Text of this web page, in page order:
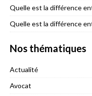
Quelle est la différence
Quelle est la différence
Nos thématiques
Actualité
Avocat